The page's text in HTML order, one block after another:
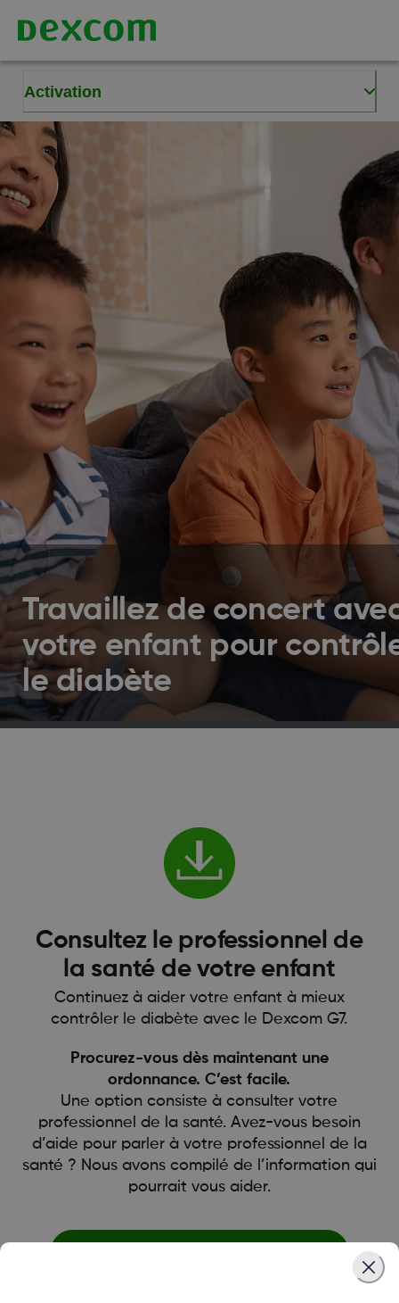
Activation
Travaillez de concert
votre enfant pour
le diabète
Consultez le professionnel de
la santé de votre enfant
Continuez à aider votre enfant à mieux
contrôler le diabète avec le Dexcom G7.
Procurez-vous dès maintenant une
ordonnance. C’est facile.
Une option consiste à consulter votre
professionnel de la santé. Avez-vous besoin
d’aide pour parler à votre professionnel de la
santé ? Nous avons compilé de l’information qui
pourrait vous aider.